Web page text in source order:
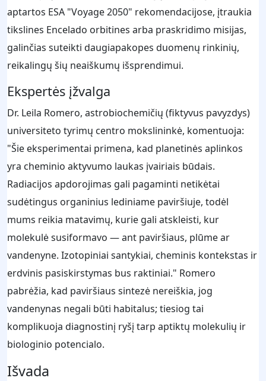
aptartos ESA "Voyage 2050" rekomendacijose, įtraukia
tikslines Encelado orbitines arba praskridimo misijas,
galinčias suteikti daugiapakopes duomenų rinkinių,
reikalingų šių neaiškumų išsprendimui.
Ekspertės įžvalga
Dr. Leila Romero, astrobiochemičių (fiktyvus pavyzdys)
universiteto tyrimų centro mokslininkė, komentuoja:
"Šie eksperimentai primena, kad planetinės aplinkos
yra cheminio aktyvumo laukas įvairiais būdais.
Radiacijos apdorojimas gali pagaminti netikėtai
sudėtingus organinius lediniame paviršiuje, todėl
mums reikia matavimų, kurie gali atskleisti, kur
molekulė susiformavo — ant paviršiaus, plūme ar
vandenyne. Izotopiniai santykiai, cheminis kontekstas ir
erdvinis pasiskirstymas bus raktiniai." Romero
pabrėžia, kad paviršiaus sintezė nereiškia, jog
vandenynas negali būti habitalus; tiesiog tai
komplikuoja diagnostinį ryšį tarp aptiktų molekulių ir
biologinio potencialo.
Išvada